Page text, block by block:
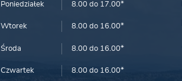
Poniedziałek 8.00 do 17.00*
Wtorek 8.00 do 16.00*
Środa 8.00 do 16.00*
Czwartek 8.00 do 16.00*